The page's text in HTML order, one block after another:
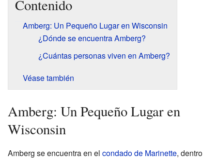
Contenido
Amberg: Un Pequeño Lugar en Wisconsin
¿Dónde se encuentra Amberg?
¿Cuántas personas viven en Amberg?
Véase también
Amberg: Un Pequeño Lugar en
Wisconsin
Amberg se encuentra en el condado de Marinette, dentro